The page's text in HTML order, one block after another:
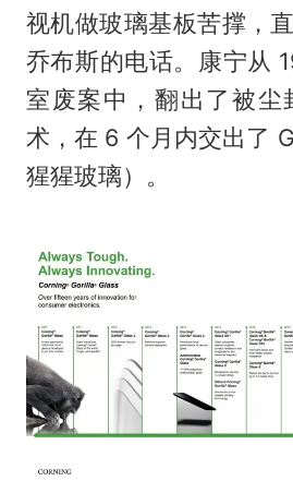
视机做玻璃基板苦撑，
乔布斯的电话。康宁从
室废案中，翻出了被尘
术，在 6 个月内交出了
猩猩玻璃）。